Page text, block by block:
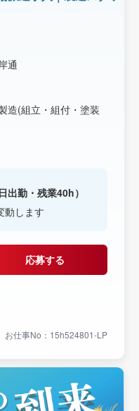
通
造(組立・組付・塗装
出勤・残業40h）
動します
応募する
お仕事No：15h524801-LP